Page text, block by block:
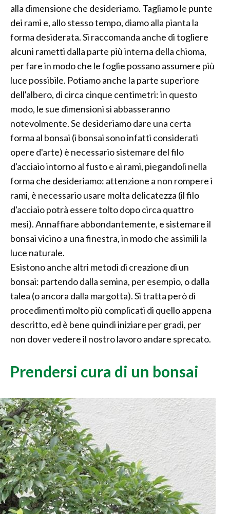
alla dimensione che desideriamo. Tagliamo le punte
dei rami e, allo stesso tempo, diamo alla pianta la
forma desiderata. Si raccomanda anche di togliere
alcuni rametti dalla parte più interna della chioma,
per fare in modo che le foglie possano assumere più
luce possibile. Potiamo anche la parte superiore
dell'albero, di circa cinque centimetri: in questo
modo, le sue dimensioni si abbasseranno
notevolmente. Se desideriamo dare una certa
forma al bonsai (i bonsai sono infatti considerati
opere d'arte) è necessario sistemare del filo
d'acciaio intorno al fusto e ai rami, piegandoli nella
forma che desideriamo: attenzione a non rompere i
rami, è necessario usare molta delicatezza (il filo
d'acciaio potrà essere tolto dopo circa quattro
mesi). Annaffiare abbondantemente, e sistemare il
bonsai vicino a una finestra, in modo che assimili la
luce naturale.
Esistono anche altri metodi di creazione di un
bonsai: partendo dalla semina, per esempio, o dalla
talea (o ancora dalla margotta). Si tratta però di
procedimenti molto più complicati di quello appena
descritto, ed è bene quindi iniziare per gradi, per
non dover vedere il nostro lavoro andare sprecato.
Prendersi cura di un bonsai